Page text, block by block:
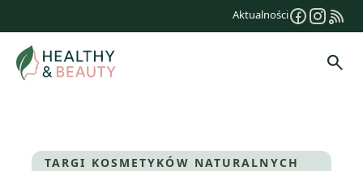
treści
Aktualności
TARGI KOSMETYKÓW NATURALNYCH